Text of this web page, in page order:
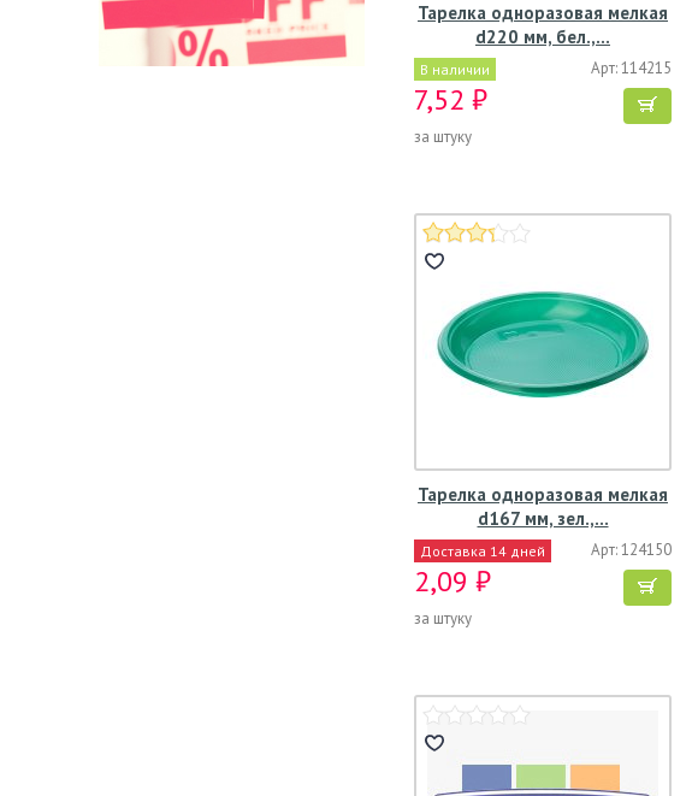
Тарелка одноразовая мелкая
d220 мм, бел.,…
В наличии Арт: 114215
7,52 ₽
за штуку
Тарелка одноразовая мелкая
d167 мм, зел.,…
Доставка 14 дней Арт: 124150
2,09 ₽
за штуку